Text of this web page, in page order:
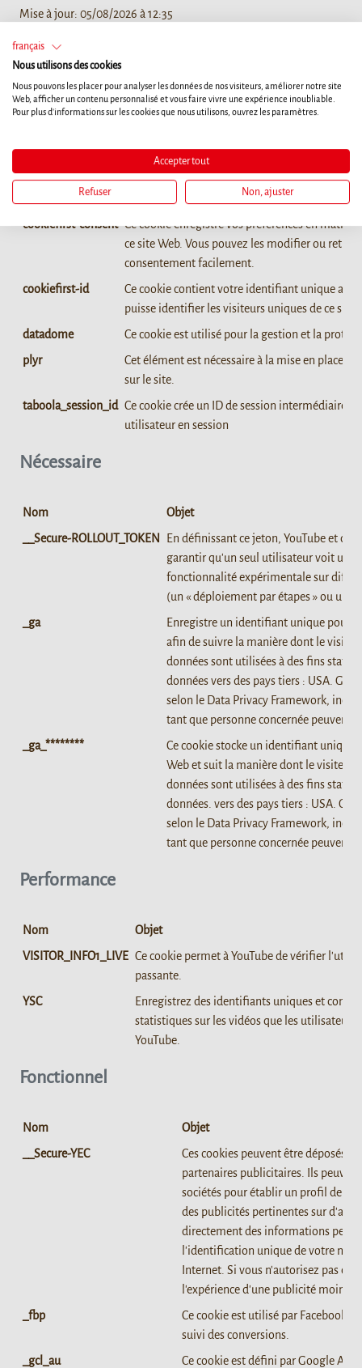
Mise à jour: 05/08/2026 à 12:35
Nécessaire
Nom
Web utilise un cache pour optimiser le temps
l'utilisateur et le site Web. Le cache est
Ce cookie enregistre vos préférences en
ce site Web. Vous pouvez les modifier ou retirer
consentement facilement.
cookiefirst-consent Ce cookie enregistre vos préférences en
ce site Web. Vous pouvez les modifier ou retirer
consentement facilement.
cookiefirst-id
Ce cookie contient votre identifiant unique afin
puisse identifier les visiteurs uniques de ce site
datadome
Ce cookie est utilisé pour la gestion et la
plyr
Cet élément est nécessaire à la mise en place
sur le site.
taboola_session_id Ce cookie crée un ID de session intermédiaire
utilisateur en session
Performance
Nom
Objet
__Secure-ROLLOUT_TOKEN
En définissant ce jeton, YouTube et
garantir qu'un seul utilisateur voit une
fonctionnalité expérimentale sur
(un « déploiement par étapes » ou un «
_ga
Enregistre un identifiant unique pour
afin de suivre la manière dont le
données sont utilisées à des fins
données vers des pays tiers : USA.
selon le Data Privacy Framework,
tant que personne concernée peuvent
_ga_********
Ce cookie stocke un identifiant unique
Web et suit la manière dont le visiteur
données sont utilisées à des fins
données. vers des pays tiers : USA.
selon le Data Privacy Framework,
tant que personne concernée peuvent
Fonctionnel
Nom
Objet
VISITOR_INFO1_LIVE Ce cookie permet à YouTube de vérifier
passante.
YSC
Enregistrez des identifiants uniques et
statistiques sur les vidéos que les utilisateurs
YouTube.
Nom
Objet
__Secure-YEC
Ces cookies peuvent être déposés
partenaires publicitaires. Ils
sociétés pour établir un profil de
des publicités pertinentes sur
directement des informations
l'identification unique de votre
Internet. Si vous n'autorisez pas ces
l'expérience d'une publicité moins
_fbp
Ce cookie est utilisé par Facebook
suivi des conversions.
_gcl_au
Ce cookie est défini par Google
français
Nous utilisons des cookies
Nous pouvons les placer pour analyser les données de nos visiteurs, améliorer notre site
Web, afficher un contenu personnalisé et vous faire vivre une expérience inoubliable.
Pour plus d'informations sur les cookies que nous utilisons, ouvrez les paramètres.
Accepter tout
Refuser Non, ajuster